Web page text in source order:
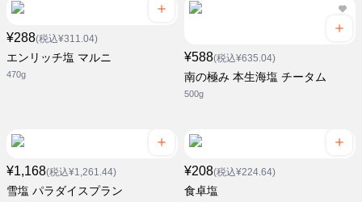
¥288(税込¥311.04)
エンリッチ塩 マルニ
470g
¥588(税込¥635.04)
南の極み 本生海塩 チータム
500g
¥1,168(税込¥1,261.44)
雪塩 パラダイスプラン
¥208(税込¥224.64)
食卓塩